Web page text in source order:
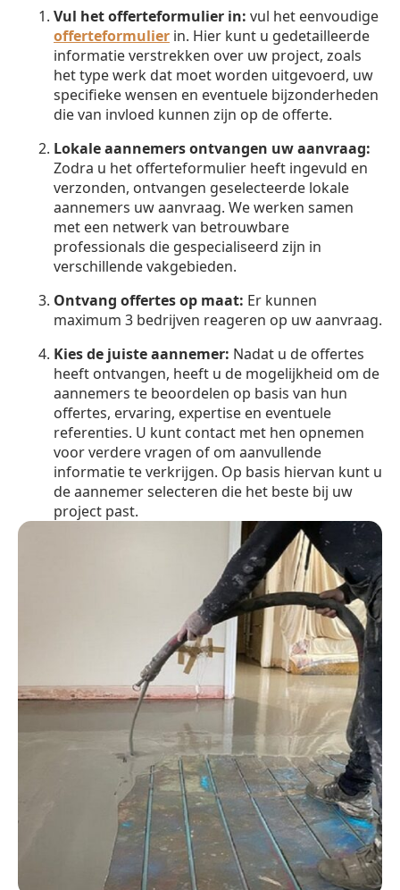
Vul het offerteformulier in: vul het eenvoudige
offerteformulier in. Hier kunt u gedetailleerde
informatie verstrekken over uw project, zoals
het type werk dat moet worden uitgevoerd, uw
specifieke wensen en eventuele bijzonderheden
die van invloed kunnen zijn op de offerte.
Lokale aannemers ontvangen uw aanvraag:
Zodra u het offerteformulier heeft ingevuld en
verzonden, ontvangen geselecteerde lokale
aannemers uw aanvraag. We werken samen
met een netwerk van betrouwbare
professionals die gespecialiseerd zijn in
verschillende vakgebieden.
Ontvang offertes op maat: Er kunnen
maximum 3 bedrijven reageren op uw aanvraag.
Kies de juiste aannemer: Nadat u de offertes
heeft ontvangen, heeft u de mogelijkheid om de
aannemers te beoordelen op basis van hun
offertes, ervaring, expertise en eventuele
referenties. U kunt contact met hen opnemen
voor verdere vragen of om aanvullende
informatie te verkrijgen. Op basis hiervan kunt u
de aannemer selecteren die het beste bij uw
project past.